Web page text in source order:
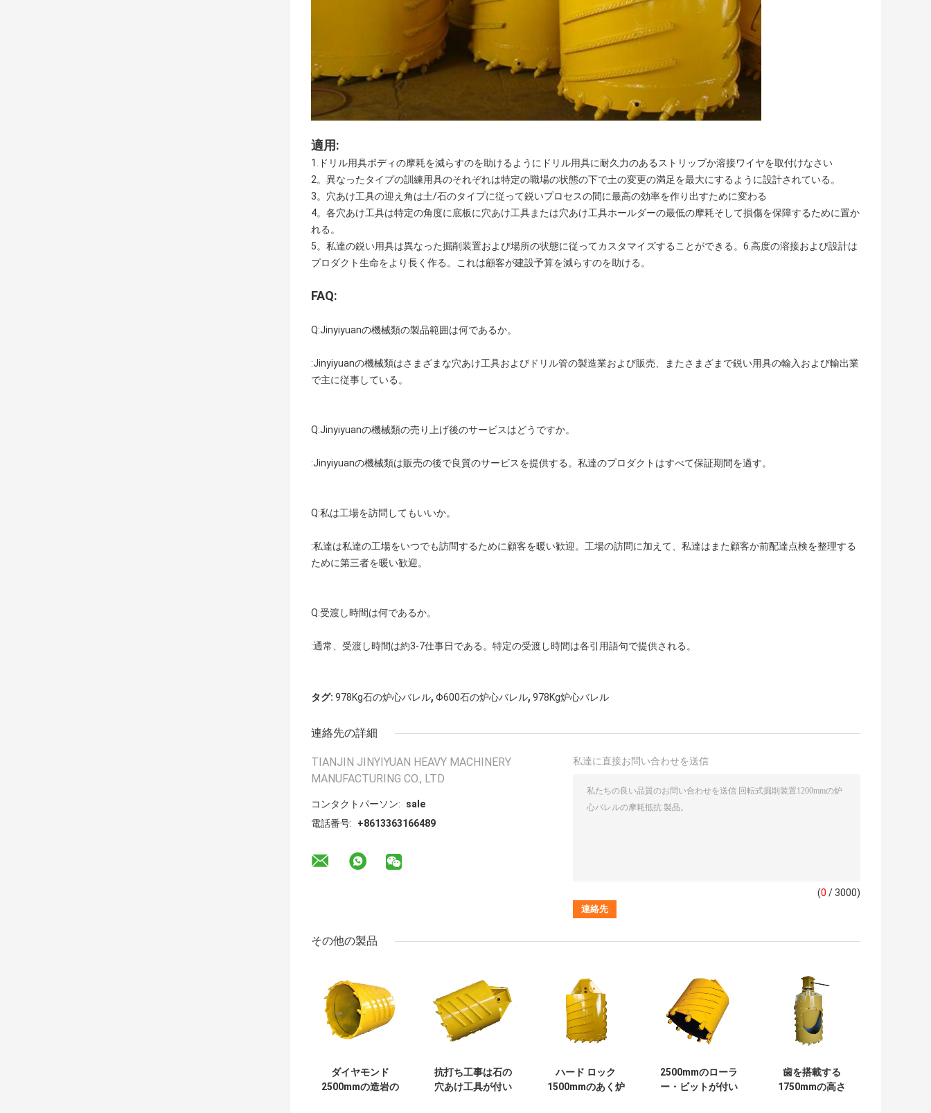
適用:
1.ドリル用具ボディの摩耗を減らすのを助けるようにドリル用具に耐久力のあるストリップか溶接ワイヤを取付けなさい
2。異なったタイプの訓練用具のそれぞれは特定の職場の状態の下で土の変更の満足を最大にするように設計されている。
3。穴あけ工具の迎え角は土/石のタイプに従って鋭いプロセスの間に最高の効率を作り出すために変わる
4。各穴あけ工具は特定の角度に底板に穴あけ工具または穴あけ工具ホールダーの最低の摩耗そして損傷を保障するために置か
れる。
5。私達の鋭い用具は異なった掘削装置および場所の状態に従ってカスタマイズすることができる。6.高度の溶接および設計は
プロダクト生命をより長く作る。これは顧客が建設予算を減らすのを助ける。
FAQ:
Q:Jinyiyuanの機械類の製品範囲は何であるか。
:Jinyiyuanの機械類はさまざまな穴あけ工具およびドリル管の製造業および販売、またさまざまで鋭い用具の輸入および輸出業
で主に従事している。
Q:Jinyiyuanの機械類の売り上げ後のサービスはどうですか。
:Jinyiyuanの機械類は販売の後で良質のサービスを提供する。私達のプロダクトはすべて保証期間を過す。
Q:私は工場を訪問してもいいか。
:私達は私達の工場をいつでも訪問するために顧客を暖い歓迎。工場の訪問に加えて、私達はまた顧客か前配達点検を整理する
ために第三者を暖い歓迎。
Q:受渡し時間は何であるか。
:通常、受渡し時間は約3-7仕事日である。特定の受渡し時間は各引用語句で提供される。
タグ: 978Kg石の炉心バレル, Φ600石の炉心バレル, 978Kg炉心バレル
連絡先の詳細
TIANJIN JINYIYUAN HEAVY MACHINERY
MANUFACTURING CO., LTD
コンタクトパーソン:
sale
電話番号:
+8613363166489
私達に直接お問い合わせを送信
(0 / 3000)
その他の製品
ダイヤモンド
2500mmの造岩の
抗打ち工事は石の
穴あけ工具が付い
ハード ロック
1500mmのあく炉
2500mmのローラ
ー・ビットが付い
歯を搭載する
1750mmの高さ